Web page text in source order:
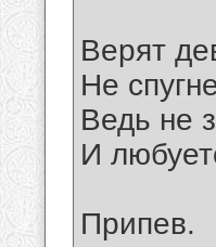
Верят
Не
Ведь не
И
Припев.